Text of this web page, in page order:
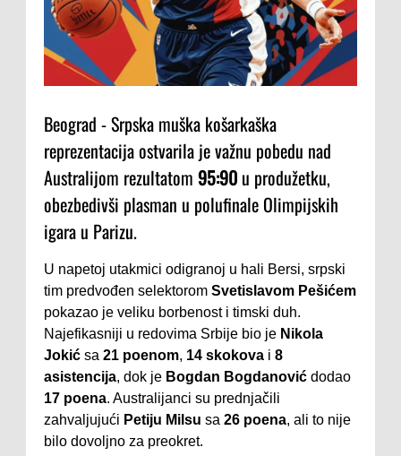
Beograd - Srpska muška košarkaška
reprezentacija ostvarila je važnu pobedu nad
Australijom rezultatom 95:90 u produžetku,
obezbedivši plasman u polufinale Olimpijskih
igara u Parizu.
U napetoj utakmici odigranoj u hali Bersi, srpski
tim predvođen selektorom Svetislavom Pešićem
pokazao je veliku borbenost i timski duh.
Najefikasniji u redovima Srbije bio je Nikola
Jokić sa 21 poenom, 14 skokova i 8
asistencija, dok je Bogdan Bogdanović dodao
17 poena. Australijanci su prednjačili
zahvaljujući Petiju Milsu sa 26 poena, ali to nije
bilo dovoljno za preokret.